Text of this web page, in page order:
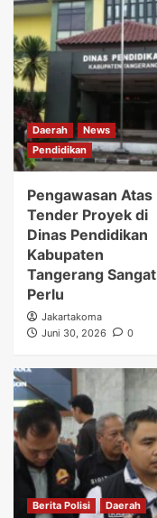
Daerah
News
Pendidikan
Pengawasan Atas
Tender Proyek di
Dinas Pendidikan
Kabupaten
Tangerang Sangat
Perlu
Jakartakoma
Juni 30, 2026
0
Berita Polisi
Daerah